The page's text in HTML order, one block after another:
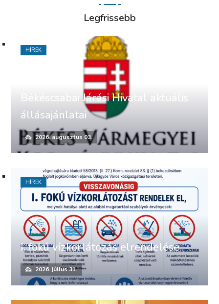
Legfrissebb
Békéscsabai Járási Hivatal aktuális
állásajánlatai
2026. augusztus 03.
HÍREK
I. fokú vízkorlátozás elrendelése
2026. július 31.
HÍREK